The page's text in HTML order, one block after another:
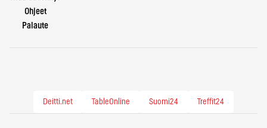
Ohjeet
Palaute
Deitti.net TableOnline Suomi24 Treffit24